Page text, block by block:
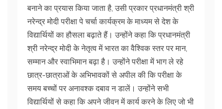
बनाने का प्रयास किया जाता है, उसी प्रकार प्रधानमंत्री श्री
नरेन्द्र मोदी परीक्षा पे चर्चा कार्यक्रम के माध्यम से देश के
विद्यार्थियों का हौसला बढ़ाते हैं। उन्होंने कहा कि प्रधानमंत्री
श्री नरेन्द्र मोदी के नेतृत्व में भारत का वैश्विक स्तर पर मान,
सम्मान और स्वाभिमान बढ़ा है। उन्होंने परीक्षा में भाग ले रहे
छात्र-छात्राओं के अभिभावकों से अपील की कि परीक्षा के
समय बच्चों पर अनावश्क दबाव न डालें। उन्होंने सभी
विद्यार्थियों से कहा कि अपने जीवन में कार्य करने के लिए जो भी